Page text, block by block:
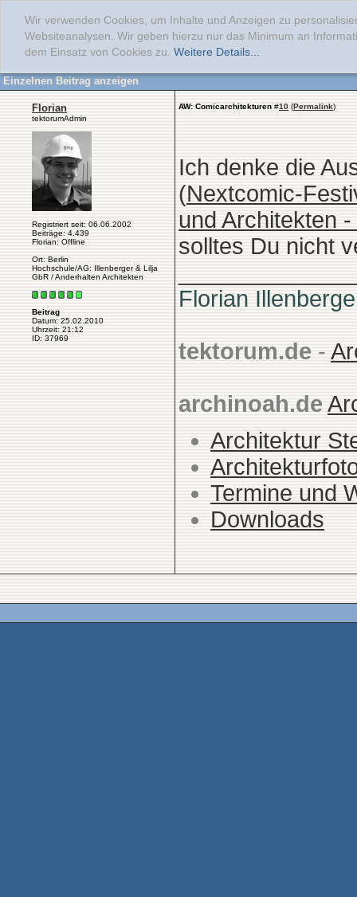
Wir verwenden Cookies, um Inhalte und Anzeigen zu
Websiteanalysen. Wir geben hierzu nur das Minimum an
dem Einsatz von Cookies zu. Weitere Details...
Einzelnen Beitrag anzeigen
Florian
tektorumAdmin
Registriert seit: 06.06.2002
Beiträge: 4.439
Florian: Offline
Ort: Berlin
Hochschule/AG: Illenberger & Lilja
GbR / Anderhalten Architekten
Beitrag
Datum: 25.02.2010
Uhrzeit: 21:12
ID: 37969
AW: Comicarchitekturen #10 (Permalink)
Ich denke die
(Nextcomic-
und Architekten
solltes Du nicht
Florian
tektorum.de -
archinoah.de
Architektur
Termine und
Downloads